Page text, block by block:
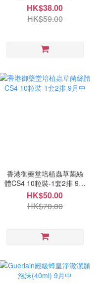
HK$38.00
HK$59.00
香港御藥堂培植蟲草菌絲
體CS4 10粒裝-1套2排 9月
中
HK$50.00
HK$70.00